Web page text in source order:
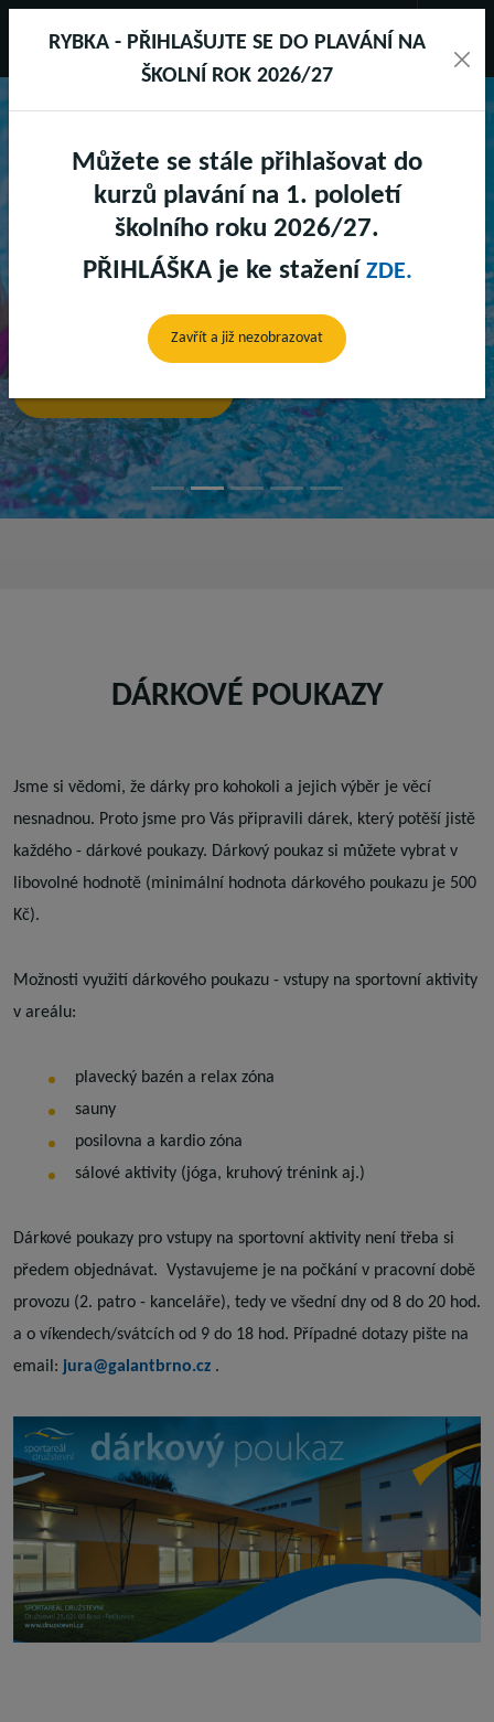
SPORTAREÁL DRUŽSTEVNÍ
BAZÉNY
DÁRKOVÉ POUKAZY
Jsme si vědomi, že dárky pro kohokoli a jejich výběr je věcí
nesnadnou. Proto jsme pro Vás připravili dárek, který potěší jistě
každého - dárkové poukazy. Dárkový poukaz si můžete vybrat v
libovolné hodnotě (minimální hodnota dárkového poukazu je 500
Kč).
Možnosti využití dárkového poukazu - vstupy na sportovní aktivity
v areálu:
plavecký bazén a relax zóna
sauny
posilovna a kardio zóna
sálové aktivity (jóga, kruhový trénink aj.)
Dárkové poukazy pro vstupy na sportovní aktivity není třeba si
předem objednávat. Vystavujeme je na počkání v pracovní době
provozu (2. patro - kanceláře), tedy ve všední dny od 8 do 20 hod.
a o víkendech/svátcích od 9 do 18 hod. Případné dotazy pište na
email: jura@galantbrno.cz .
RYBKA - PŘIHLAŠUJTE SE DO PLAVÁNÍ NA
ŠKOLNÍ ROK 2026/27
Můžete se stále přihlašovat do
kurzů plavání na 1. pololetí
školního roku 2026/27.
PŘIHLÁŠKA je ke stažení ZDE.
Zavřít a již nezobrazovat